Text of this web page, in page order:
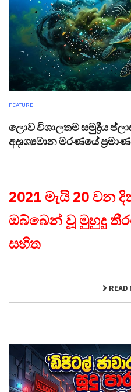
FEATURE
ලොව විශාලතම සමුද්‍රීය
අදෘශ්‍යමාන මරණයේ
2021 මැයි 20
ඔබ්බෙන් වූ මුහුදු
සහිත
READ